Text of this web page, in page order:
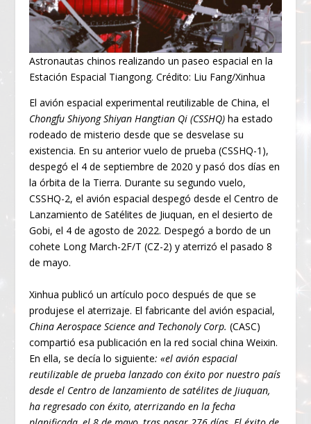
Astronautas chinos realizando un paseo espacial en la
Estación Espacial Tiangong. Crédito: Liu Fang/Xinhua
El avión espacial experimental reutilizable de China, el
Chongfu Shiyong Shiyan Hangtian Qi (CSSHQ) ha estado
rodeado de misterio desde que se desvelase su
existencia. En su anterior vuelo de prueba (CSSHQ-1),
despegó el 4 de septiembre de 2020 y pasó dos días en
la órbita de la Tierra. Durante su segundo vuelo,
CSSHQ-2, el avión espacial despegó desde el Centro de
Lanzamiento de Satélites de Jiuquan, en el desierto de
Gobi, el 4 de agosto de 2022. Despegó a bordo de un
cohete Long March-2F/T (CZ-2) y aterrizó el pasado 8
de mayo.
Xinhua publicó un artículo poco después de que se
produjese el aterrizaje. El fabricante del avión espacial,
China Aerospace Science and Techonoly Corp. (CASC)
compartió esa publicación en la red social china Weixin.
En ella, se decía lo siguiente: «el avión espacial
reutilizable de prueba lanzado con éxito por nuestro país
desde el Centro de lanzamiento de satélites de Jiuquan,
ha regresado con éxito, aterrizando en la fecha